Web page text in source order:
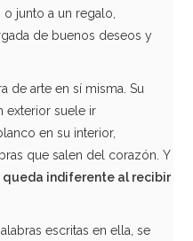
junto a un regalo,
de buenos deseos y
de arte en sí misma. Su
exterior suele ir
en su interior,
que salen del corazón. Y
queda indiferente al recibir
escritas en ella, se